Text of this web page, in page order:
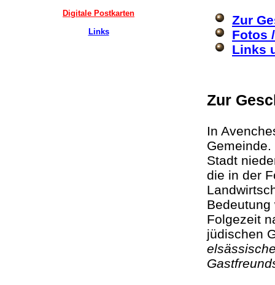
Digitale Postkarten
Links
Zur
Fotos
Links
Zur
In
Stadt
die in der
Folgezeit
jüdischen